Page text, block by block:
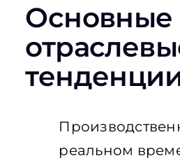
Основные
реальном